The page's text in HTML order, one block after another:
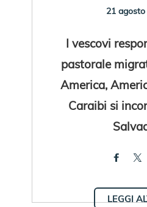
21
I vescovi
pastorale
America,
Caraibi si
LEGGI